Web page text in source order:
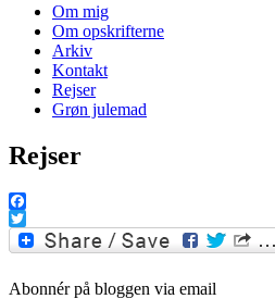
Om mig
Om opskrifterne
Arkiv
Kontakt
Rejser
Grøn julemad
Rejser
Facebook
Twitter
Abonnér på bloggen via email